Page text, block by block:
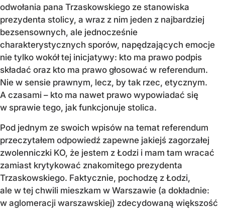
odwołania pana Trzaskowskiego ze stanowiska
prezydenta stolicy, a wraz z nim jeden z najbardziej
bezsensownych, ale jednocześnie
charakterystycznych sporów, napędzających emocje
nie tylko wokół tej inicjatywy: kto ma prawo podpis
składać oraz kto ma prawo głosować w referendum.
Nie w sensie prawnym, lecz, by tak rzec, etycznym.
A czasami – kto ma nawet prawo wypowiadać się
w sprawie tego, jak funkcjonuje stolica.
Pod jednym ze swoich wpisów na temat referendum
przeczytałem odpowiedź zapewne jakiejś zagorzałej
zwolenniczki KO, że jestem z Łodzi i mam tam wracać
zamiast krytykować znakomitego prezydenta
Trzaskowskiego. Faktycznie, pochodzę z Łodzi,
ale w tej chwili mieszkam w Warszawie (a dokładnie:
w aglomeracji warszawskiej) zdecydowaną większość